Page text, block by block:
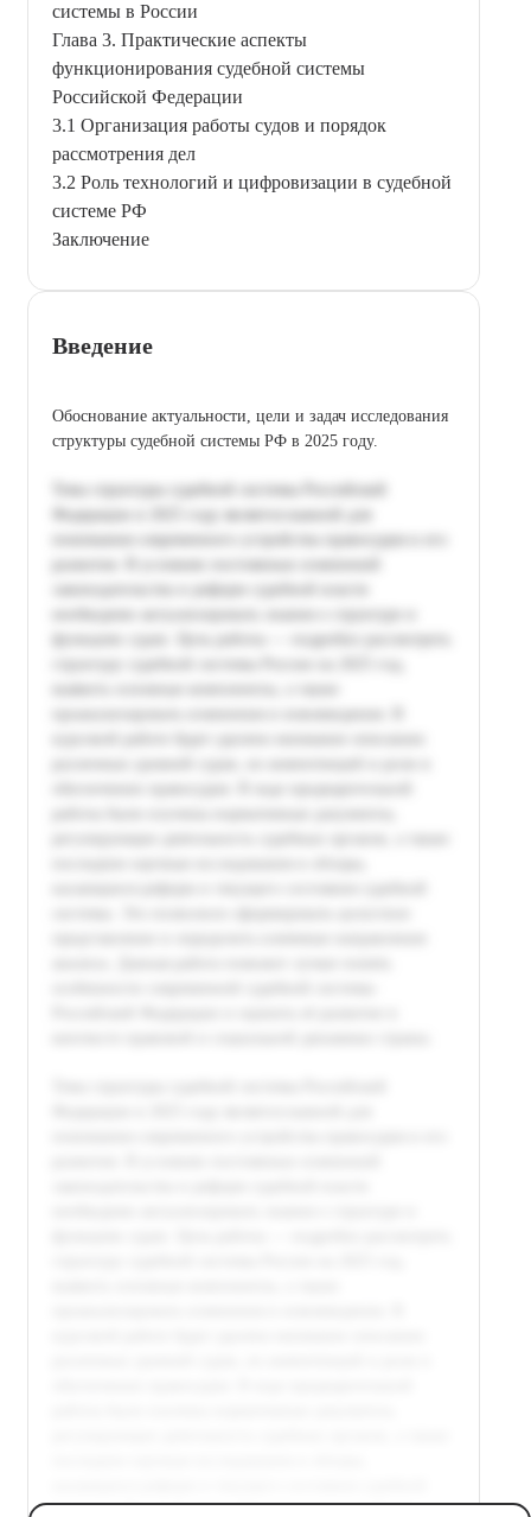
системы в России
Глава 3. Практические аспекты
функционирования судебной системы
Российской Федерации
3.1 Организация работы судов и порядок
рассмотрения дел
3.2 Роль технологий и цифровизации в судебной
системе РФ
Заключение
Введение
Обоснование актуальности, цели и задач исследования
структуры судебной системы РФ в 2025 году.